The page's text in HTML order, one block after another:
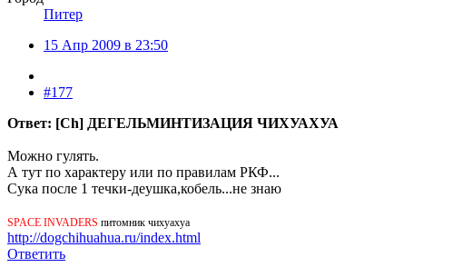
Питер
15 Апр 2009 в 23:50
#177
Ответ: [Ch] ДЕГЕЛЬМИНТИЗАЦИЯ ЧИХУАХУА
Можно гулять.
А тут по характеру или по правилам РКФ...
Сука после 1 течки-деушка,кобель...не знаю
SPACE INVADERS питомник чихуахуа
http://dogchihuahua.ru/index.html
Ответить